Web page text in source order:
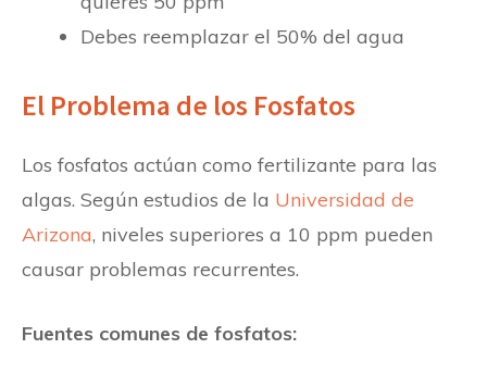
Debes reemplazar el 50% del agua
El Problema de los Fosfatos
Los fosfatos actúan como fertilizante para las
algas. Según estudios de la Universidad de
Arizona, niveles superiores a 10 ppm pueden
causar problemas recurrentes.
Fuentes comunes de fosfatos: